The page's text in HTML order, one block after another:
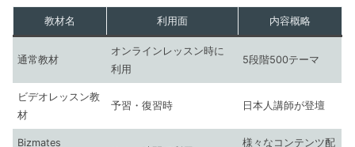
教材名 利用面 内容概略
通常教材
オンラインレッスン時に
利用
5段階500テーマ
ビデオレッスン教
材
予習・復習時 日本人講師が登壇
Bizmates
様々なコンテンツ配